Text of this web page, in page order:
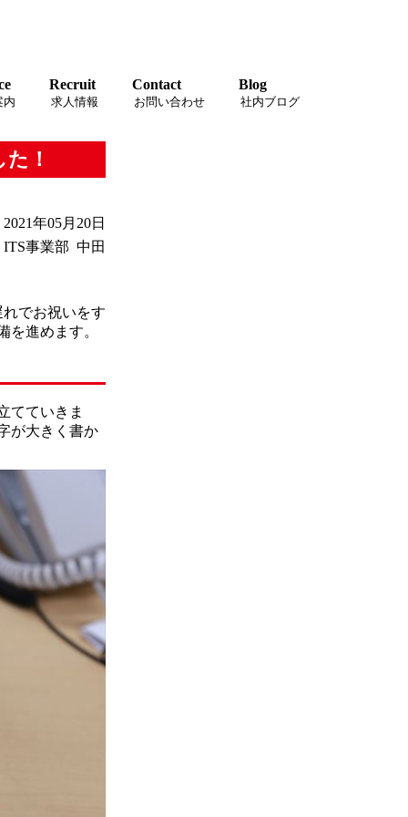
内
Recruit
求人情報
Contact
お問い合わせ
Blog
社内ブログ
！
年05月20日
事業部 中田
でお祝いをす
進めます。
てていきま
が大きく書か